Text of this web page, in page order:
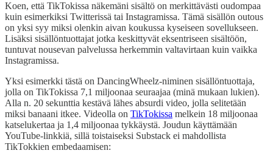
Koen, että TikTokissa näkemäni sisältö on merkittävästi oudompaa
kuin esimerkiksi Twitterissä tai Instagramissa. Tämä sisällön outous
on yksi syy miksi olenkin aivan koukussa kyseiseen sovellukseen.
Lisäksi sisällöntuottajat jotka keskittyvät eksentriseen sisältöön,
tuntuvat nousevan palvelussa herkemmin valtavirtaan kuin vaikka
Instagramissa.
Yksi esimerkki tästä on DancingWheelz-niminen sisällöntuottaja,
jolla on TikTokissa 7,1 miljoonaa seuraajaa (minä mukaan lukien).
Alla n. 20 sekunttia kestävä lähes absurdi video, jolla selitetään
miksi banaani itkee. Videolla on TikTokissa melkein 18 miljoonaa
katselukertaa ja 1,4 miljoonaa tykkäystä. Joudun käyttämään
YouTube-linkkiä, sillä toistaiseksi Substack ei mahdollista
TikTokkien embedaamisen: